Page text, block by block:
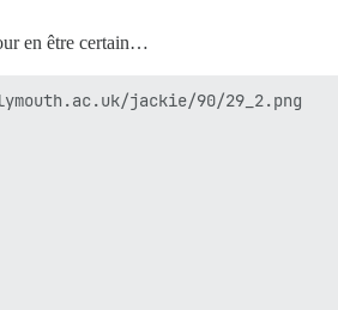
en être certain…
jackie/90/29_2.png